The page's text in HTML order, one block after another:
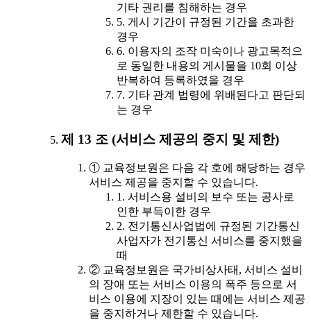
기타 권리를 침해하는 경우
5. 게시 기간이 규정된 기간을 초과한
경우
6. 이용자의 조작 미숙이나 광고목적으
로 동일한 내용의 게시물을 10회 이상
반복하여 등록하였을 경우
7. 기타 관계 법령에 위배된다고 판단되
는 경우
제 13 조 (서비스 제공의 중지 및 제한)
① 교육정보원은 다음 각 호에 해당하는 경우
서비스 제공을 중지할 수 있습니다.
1. 서비스용 설비의 보수 또는 공사로
인한 부득이한 경우
2. 전기통신사업법에 규정된 기간통신
사업자가 전기통신 서비스를 중지했을
때
② 교육정보원은 국가비상사태, 서비스 설비
의 장애 또는 서비스 이용의 폭주 등으로 서
비스 이용에 지장이 있는 때에는 서비스 제공
을 중지하거나 제한할 수 있습니다.